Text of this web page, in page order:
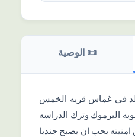
📜 الوصیة
في غماس قريه الخمس
في ثانويه اليرموك وترك الدراسه
يحب ان يصبح جنديا